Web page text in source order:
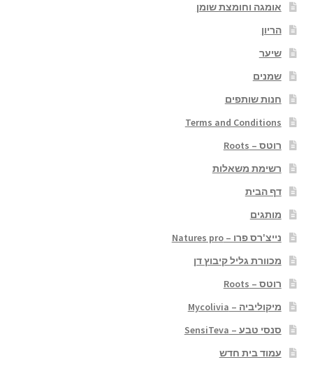
אומגה וחומצת שומן
הריון
שיער
שמנים
חנות שותפים
Terms and Conditions
רוטס – Roots
רשימת משאלות
דף הבית
מותגים
נייצ'רס פרו – Natures pro
מכוורת גליל קיבוץ דן
רוטס – Roots
מיקוליביה – Mycolivia
סנסי טבע – SensiTeva
עמוד בית חדש